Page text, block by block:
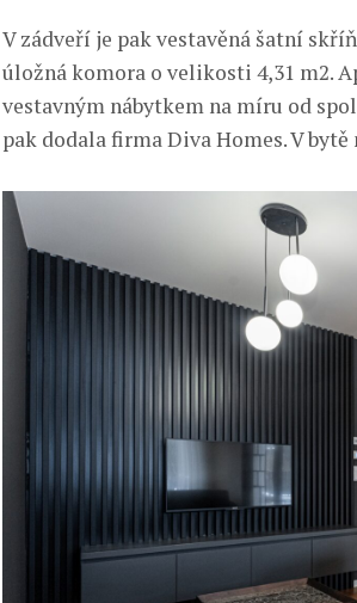
V zádveří je pak vestavěná šatní
úložná komora o velikosti 4,31 m2.
vestavným nábytkem na míru od
pak dodala firma Diva Homes. V bytě